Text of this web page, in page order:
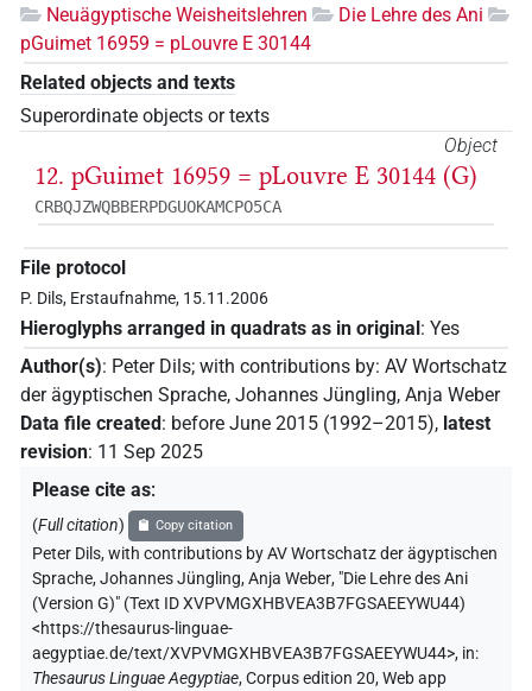
Neuägyptische Weisheitslehren
Die Lehre des Ani
pGuimet 16959 = pLouvre E 30144
Related objects and texts
Superordinate objects or texts
Object
12. pGuimet 16959 = pLouvre E 30144 (G)
CRBQJZWQBBERPDGUOKAMCPO5CA
File protocol
P. Dils, Erstaufnahme, 15.11.2006
Hieroglyphs arranged in quadrats as in original: Yes
Author(s): Peter Dils; with contributions by: AV Wortschatz
der ägyptischen Sprache, Johannes Jüngling, Anja Weber
Data file created : before June 2015 (1992–2015), latest
revision: 11 Sep 2025
Please cite as:
(Full citation) Copy citation
Peter Dils,with contributions byAV Wortschatz der ägyptischen
Sprache,Johannes Jüngling,Anja Weber, "Die Lehre des Ani
(Version G)" (Text ID XVPVMGXHBVEA3B7FGSAEEYWU44)
<https://thesaurus-linguae-
aegyptiae.de/text/XVPVMGXHBVEA3B7FGSAEEYWU44>, in:
Thesaurus Linguae Aegyptiae,Corpus edition 20, Web app